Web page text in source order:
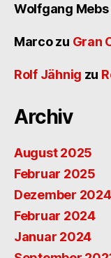
Wolfgang Mebs
Marcozu Gran
Rolf Jähnig zu
Archiv
August 2025
Februar 2025
Dezember 2024
Februar 2024
Januar 2024